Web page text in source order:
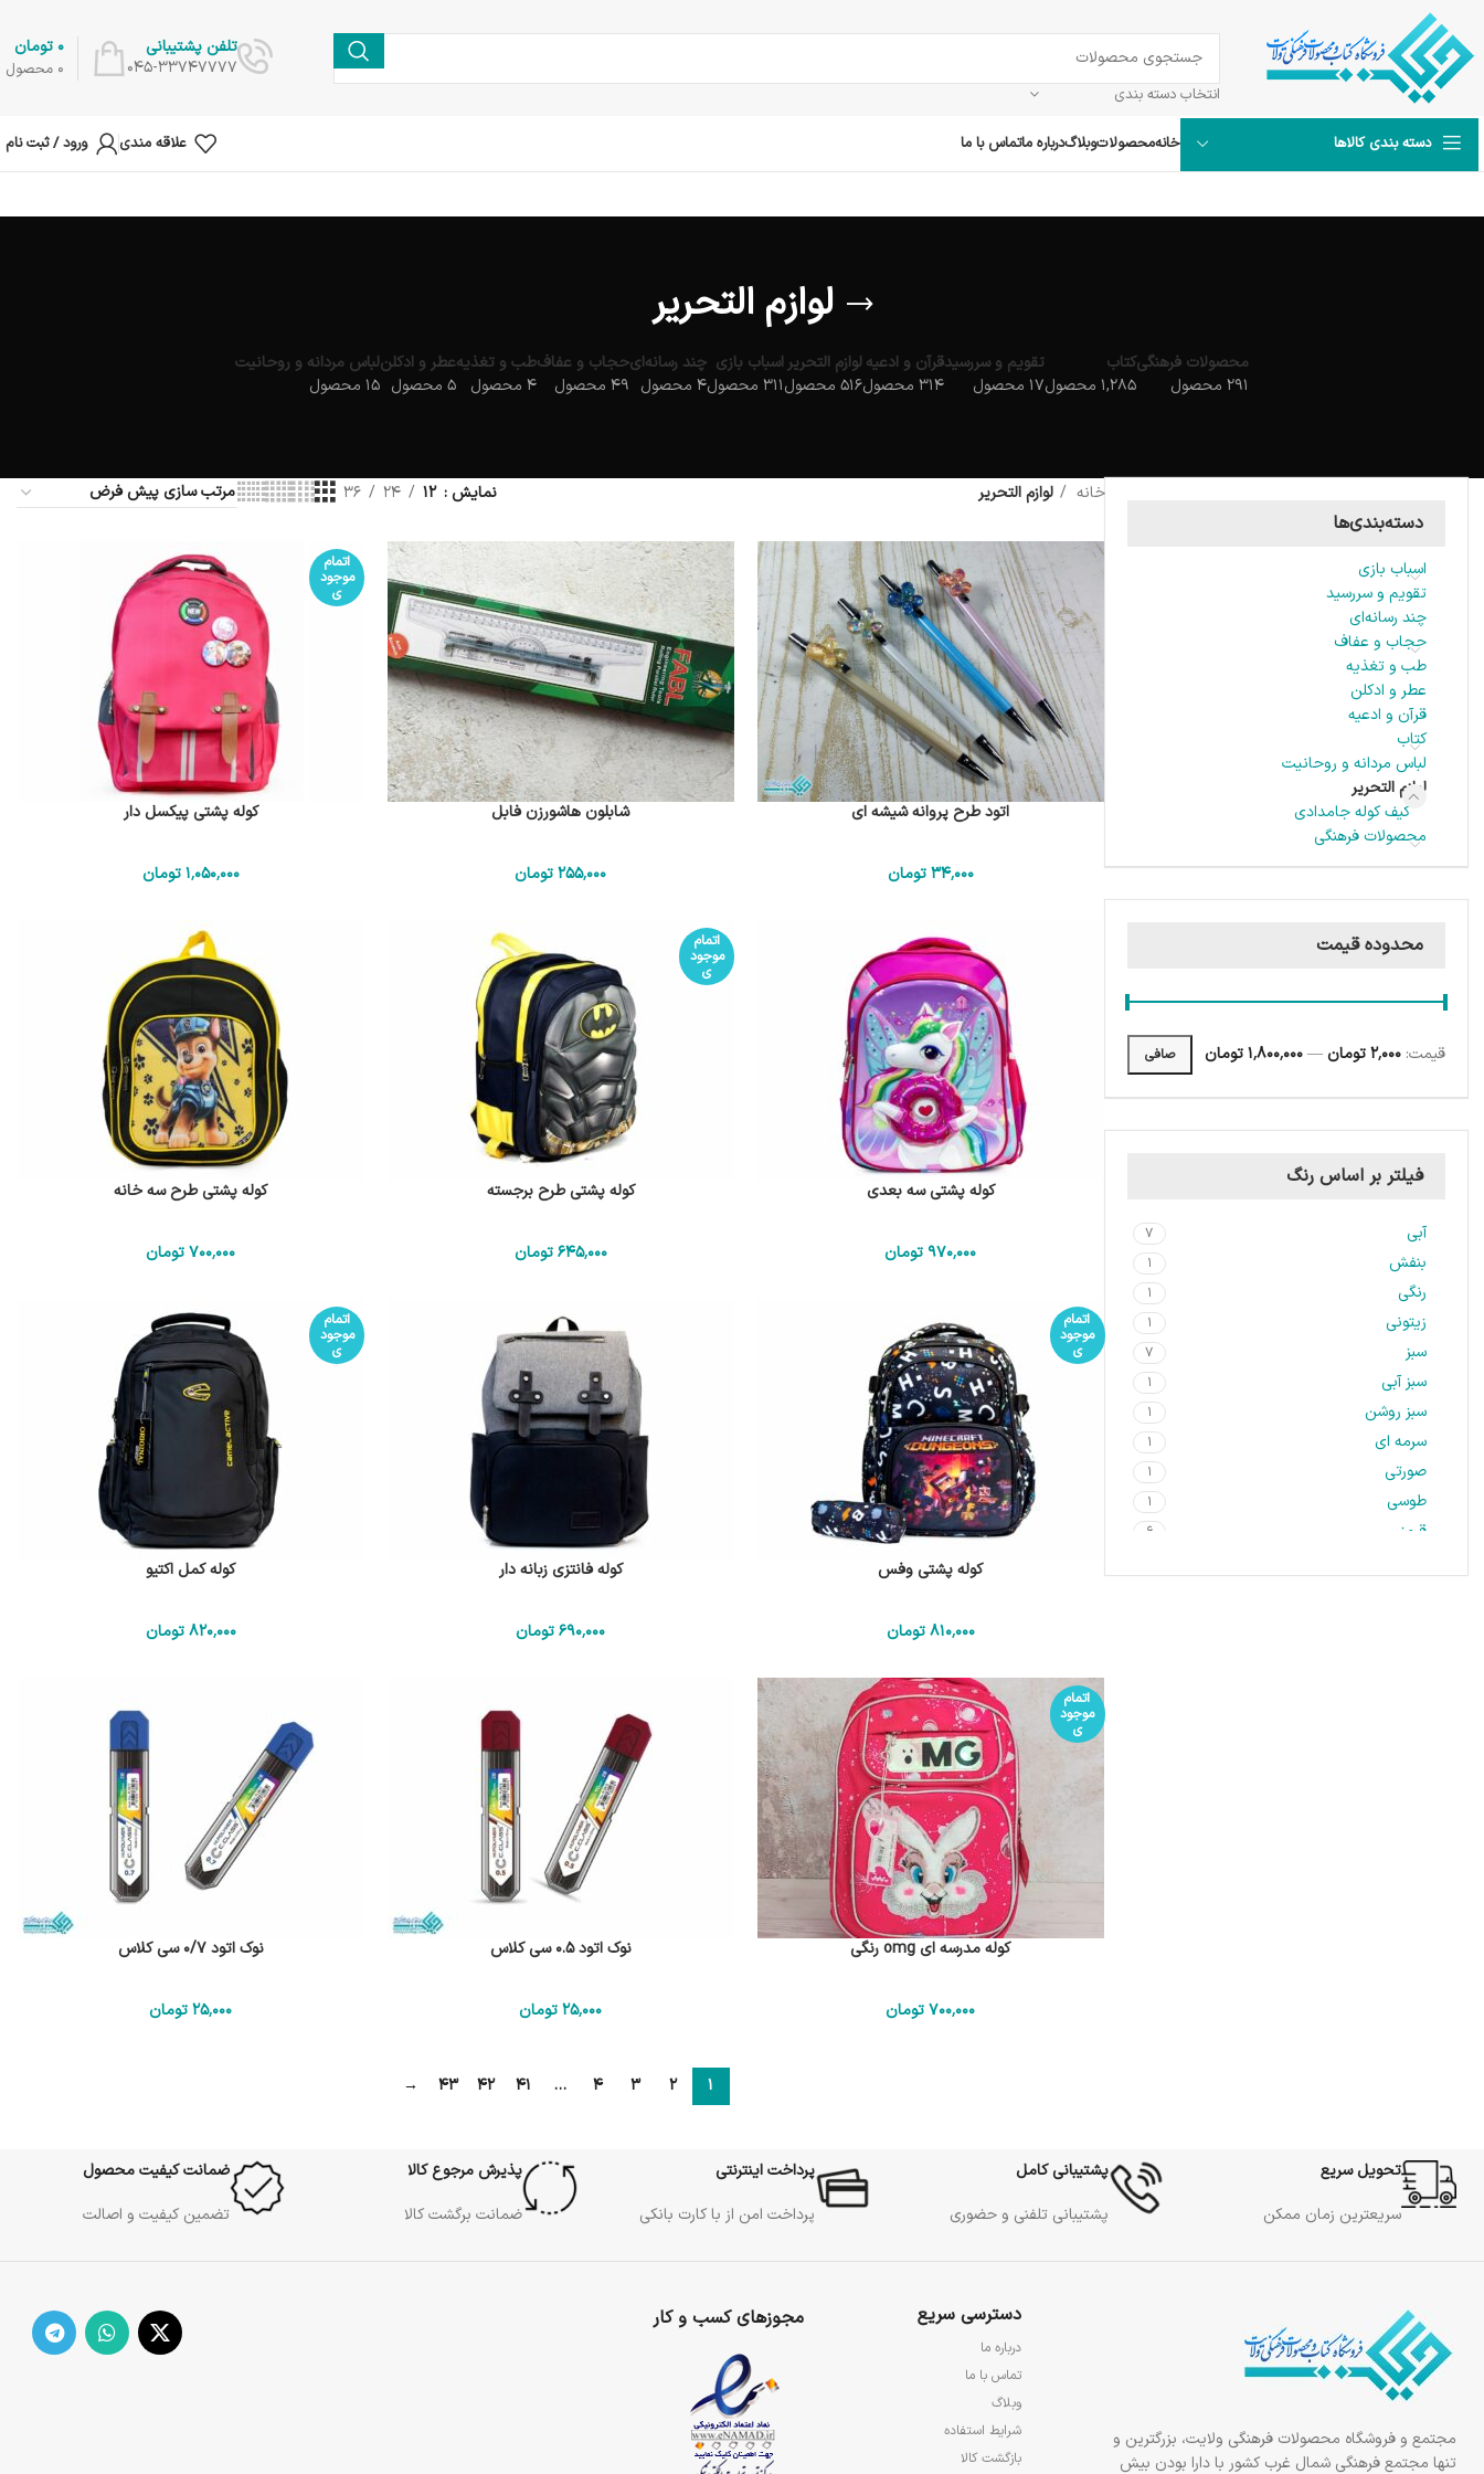
انتخاب دسته بندی
تلفن پشتیبانی
045-33747777
0 محصول
0 تومان
دسته بندی کالاها خانهمحصولاتوبلاگدرباره ماتماس با ما علاقه مندی ورود / ثبت نام
لوازم التحریر
محصولات فرهنگی
291 محصول
کتاب
1,285 محصول
تقویم و سررسید
17 محصول
قرآن و ادعیه
314 محصول
لوازم التحریر
516 محصول
اسباب بازی
311 محصول
چند رسانه‌ای
4 محصول
حجاب و عفاف
49 محصول
طب و تغذیه
4 محصول
عطر و ادکلن
5 محصول
لباس مردانه و روحانیت
15 محصول
دسته‌بندی‌ها
اسباب بازی
تقویم و سررسید
چند رسانه‌ای
حجاب و عفاف
طب و تغذیه
عطر و ادکلن
قرآن و ادعیه
کتاب
لباس مردانه و روحانیت
لوازم التحریر
کیف کوله جامدادی
محصولات فرهنگی
محدوده قیمت
صافی قيمت: 2٬000 تومان —1٬800٬000 تومان
فیلتر بر اساس رنگ
آبی 7
بنفش 1
رنگی 1
زیتونی 1
سبز 7
سبز آبی 1
سبز روشن 1
سرمه ای 1
صورتی 1
طوسی 1
قرمز 6
خانه لوازم التحریر نمایش 12
24
36
اتود طرح پروانه شیشه ای
34٬000تومان
شابلون هاشورزن فابل
255٬000 تومان
اتمام
موجود
ی
کوله پشتی پیکسل دار
1٬050٬000 تومان
کوله پشتی سه بعدی
970٬000 تومان
اتمام
موجود
ی
کوله پشتی طرح برجسته
645٬000 تومان
کوله پشتی طرح سه خانه
700٬000تومان
اتمام
موجود
ی
کوله پشتی وفس
810٬000تومان
کوله فانتزی زبانه دار
690٬000 تومان
اتمام
موجود
ی
کوله کمل اکتیو
820٬000 تومان
اتمام
موجود
ی
کوله مدرسه ای omg رنگی
700٬000 تومان
نوک اتود 0.5 سی کلاس
25٬000 تومان
نوک اتود 0/7 سی کلاس
25٬000تومان
1
2
3
4
…
41
42
43
→
تحویل سریع
سریعترین زمان ممکن
پشتیبانی کامل
پشتیبانی تلفنی و حضوری
پرداخت اینترنتی
پرداخت امن از با کارت بانکی
پذیرش مرجوع کالا
ضمانت برگشت کالا
ضمانت کیفیت محصول
تضمین کیفیت و اصالت
مجتمع و فروشگاه محصولات فرهنگی ولایت، بزرگترین و
تنها مجتمع فرهنگی شمال غرب کشور با دارا بودن بیش
دسترسی سریع
درباره ما
تماس با ما
وبلاگ
شرایط استفاده
بازگشت کالا
مجوزهای کسب و کار